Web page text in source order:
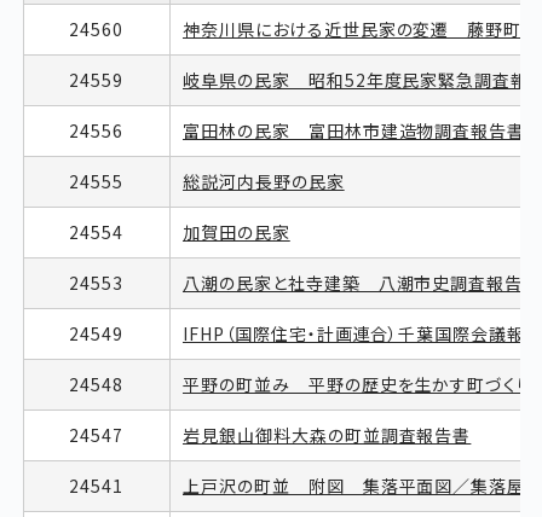
24560 神奈川県における近世民家の変遷 藤野町
24559 岐阜県の民家 昭和52年度民家緊急調査報
24556 富田林の民家 富田林市建造物調査報告書
24555 総説河内長野の民家
24554 加賀田の民家
24553 八潮の民家と社寺建築 八潮市史調査報告書
24549 IFHP（国際住宅・計画連合）千葉国際会議
24548 平野の町並み 平野の歴史を生かす町づくり
24547 岩見銀山御料大森の町並調査報告書
24541 上戸沢の町並 附図 集落平面図／集落屋根